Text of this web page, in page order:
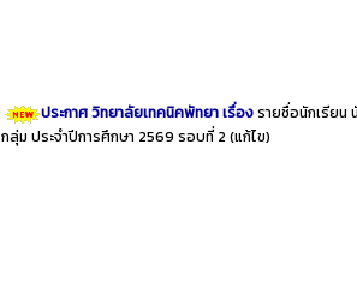
ประกาศ วิทยาลัยเทคนิคพัทยา เรื่องรายชื่อนักเรียน
กลุ่ม ประจำปีการศึกษา 2569 รอบที่ 2 (แก้ไข)